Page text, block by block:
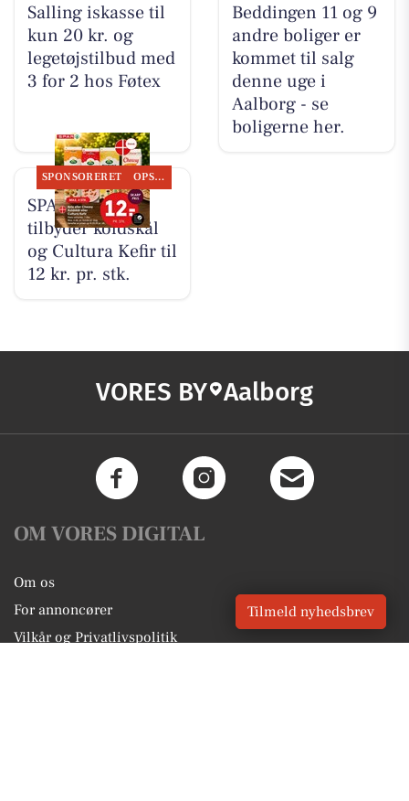
Salling iskasse til
kun 20 kr. og
legetøjstilbud med
3 for 2 hos Føtex
Beddingen 11 og 9
andre boliger er
kommet til salg
denne uge i
Aalborg - se
boligerne her.
SPONSORERET OPSLAGSTAVLEN
SPAR Visse
tilbyder koldskål
og Cultura Kefir til
12 kr. pr. stk.
VORES BY Aalborg
OM VORES DIGITAL
Om os
For annoncører
Vilkår og Privatlivspolitik
Tilmeld nyhedsbrev